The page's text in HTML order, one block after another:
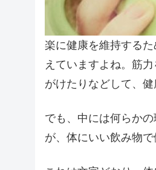
楽に健康を維持する
えていますよね。筋
がけたりなどして、
でも、中には何らか
が、体にいい飲み物で